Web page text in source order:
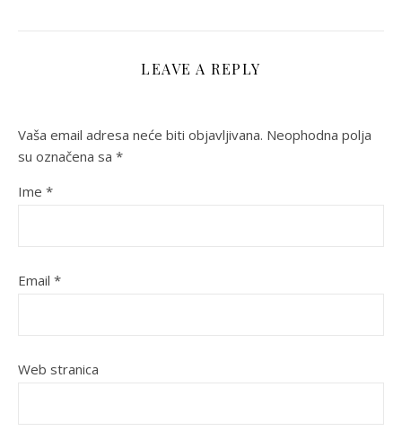
LEAVE A REPLY
Vaša email adresa neće biti objavljivana. Neophodna polja
su označena sa *
Ime *
Email *
Web stranica